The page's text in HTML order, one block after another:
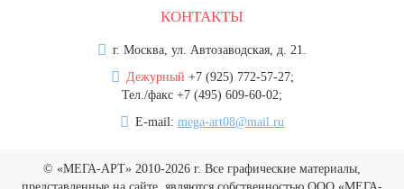
КОНТАКТЫ
г. Москва, ул. Автозаводская, д. 21.
Дежурный +7 (925) 772-57-27;
Тел./факс +7 (495) 609-60-02;
E-mail: mega-art08@mail.ru
© «МЕГА-АРТ» 2010-2026 г. Все графические материалы,